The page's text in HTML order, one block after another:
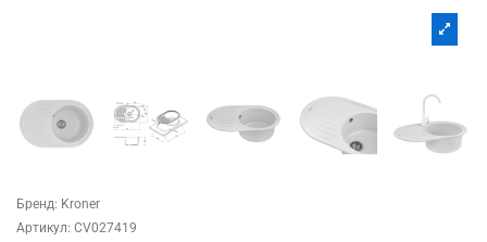
Бренд: Kroner
Артикул: CV027419